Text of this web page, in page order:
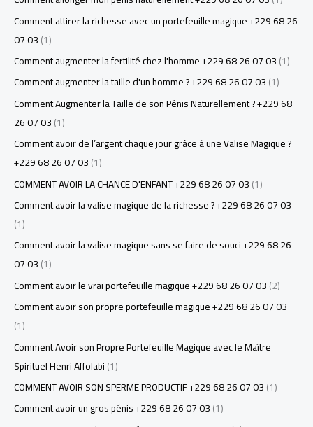
Comment attirer la richesse avec un portefeuille magique +229 68 26
07 03(1)
Comment augmenter la fertilité chez l'homme +229 68 26 07 03(1)
Comment augmenter la taille d'un homme ? +229 68 26 07 03(1)
Comment Augmenter la Taille de son Pénis Naturellement ? +229 68
26 07 03(1)
Comment avoir de l’argent chaque jour grâce à une Valise Magique ?
+229 68 26 07 03(1)
COMMENT AVOIR LA CHANCE D'ENFANT +229 68 26 07 03(1)
Comment avoir la valise magique de la richesse ? +229 68 26 07 03
(1)
Comment avoir la valise magique sans se faire de souci +229 68 26
07 03(1)
Comment avoir le vrai portefeuille magique +229 68 26 07 03(2)
Comment avoir son propre portefeuille magique +229 68 26 07 03
(1)
Comment Avoir son Propre Portefeuille Magique avec le Maître
Spirituel Henri Affolabi(1)
COMMENT AVOIR SON SPERME PRODUCTIF +229 68 26 07 03(1)
Comment avoir un gros pénis +229 68 26 07 03(1)